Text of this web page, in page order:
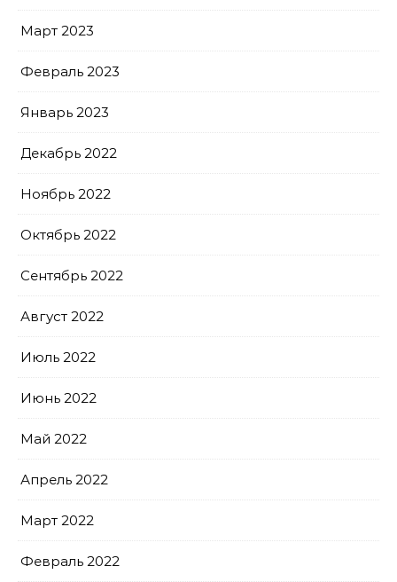
Март 2023
Февраль 2023
Январь 2023
Декабрь 2022
Ноябрь 2022
Октябрь 2022
Сентябрь 2022
Август 2022
Июль 2022
Июнь 2022
Май 2022
Апрель 2022
Март 2022
Февраль 2022